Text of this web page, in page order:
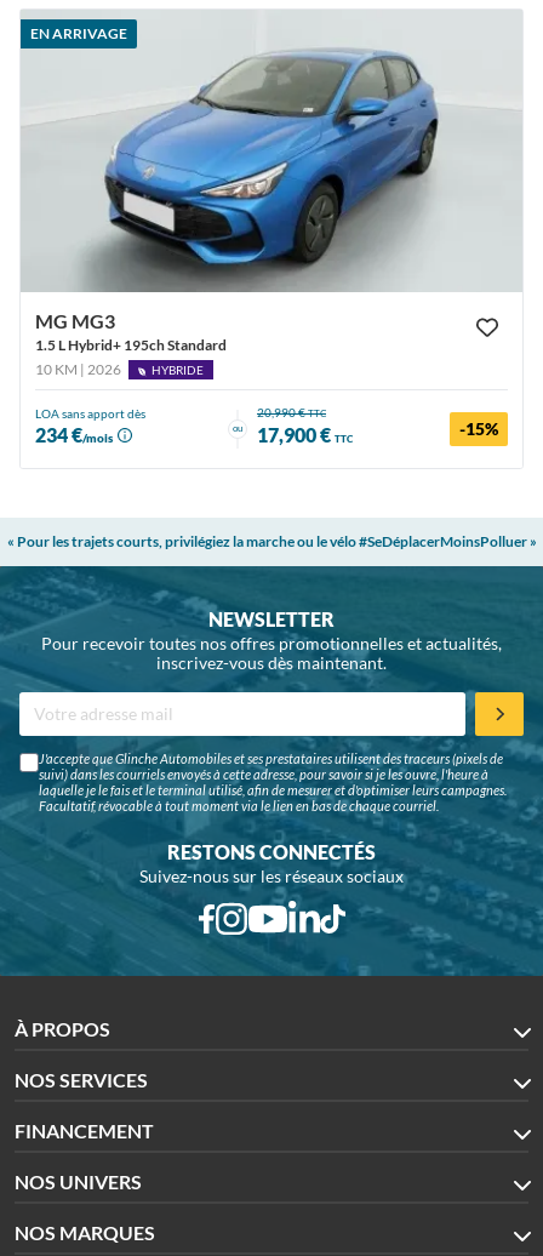
EN ARRIVAGE
MG MG3
1.5 L Hybrid+ 195ch Standard
10 KM | 2026
HYBRIDE
LOA sans apport dès
234 €/mois
ou
20,990 €TTC
17,900 € TTC -15%
« Pour les trajets courts, privilégiez la marche ou le vélo #SeDéplacerMoinsPolluer »
NEWSLETTER
Pour recevoir toutes nos offres promotionnelles et actualités,
inscrivez-vous dès maintenant.
J'accepte que Glinche Automobiles et ses prestataires utilisent des traceurs (pixels de
suivi) dans les courriels envoyés à cette adresse, pour savoir si je les ouvre, l'heure à
laquelle je le fais et le terminal utilisé, afin de mesurer et d'optimiser leurs campagnes.
Facultatif, révocable à tout moment via le lien en bas de chaque courriel.
RESTONS CONNECTÉS
Suivez-nous sur les réseaux sociaux
À PROPOS
NOS SERVICES
FINANCEMENT
NOS UNIVERS
NOS MARQUES